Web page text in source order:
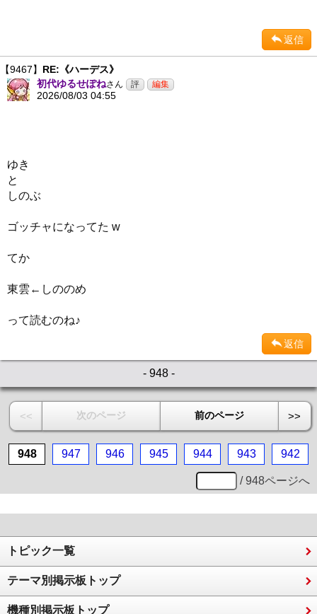
返信
【9467】 RE:《ハーデス》
初代ゆるせぽねさん
2026/08/03 04:55
ゆき
と
しのぶ
ゴッチャになってた w
てか
東雲←しののめ
って読むのね♪
返信
- 948 -
<< 次のページ 前のページ >>
948 947 946 945 944 943 942
/ 948ページへ
トピック一覧
テーマ別掲示板トップ
機種別掲示板トップ